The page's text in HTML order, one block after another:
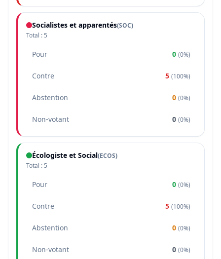
Socialistes et apparentés(SOC)
Total : 5
Pour 0 (0%)
Contre 5 (100%)
Abstention 0 (0%)
Non-votant 0 (0%)
Écologiste et Social(ECOS)
Total : 5
Pour 0 (0%)
Contre 5 (100%)
Abstention 0 (0%)
Non-votant 0 (0%)